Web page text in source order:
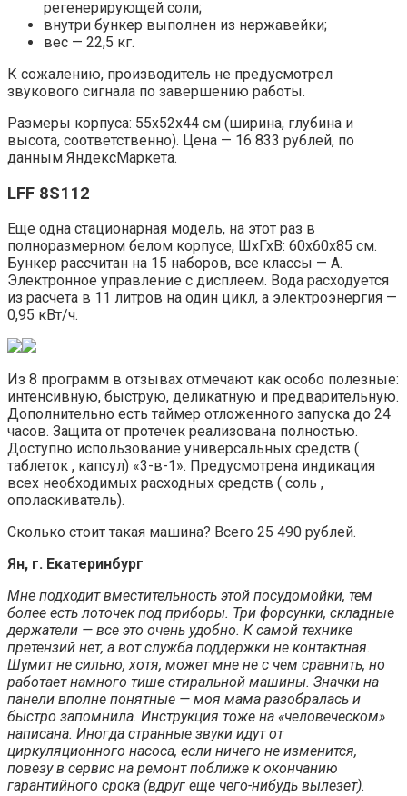
регенерирующей соли;
внутри бункер выполнен из нержавейки;
вес — 22,5 кг.
К сожалению, производитель не предусмотрел
звукового сигнала по завершению работы.
Размеры корпуса: 55х52х44 см (ширина, глубина и
высота, соответственно). Цена — 16 833 рублей, по
данным ЯндексМаркета.
LFF 8S112
Еще одна стационарная модель, на этот раз в
полноразмерном белом корпусе, ШхГхВ: 60x60x85 см.
Бункер рассчитан на 15 наборов, все классы — А.
Электронное управление с дисплеем. Вода расходуется
из расчета в 11 литров на один цикл, а электроэнергия —
0,95 кВт/ч.
Из 8 программ в отзывах отмечают как особо полезные:
интенсивную, быструю, деликатную и предварительную.
Дополнительно есть таймер отложенного запуска до 24
часов. Защита от протечек реализована полностью.
Доступно использование универсальных средств (
таблеток , капсул) «3-в-1». Предусмотрена индикация
всех необходимых расходных средств ( соль ,
ополаскиватель).
Сколько стоит такая машина? Всего 25 490 рублей.
Ян, г. Екатеринбург
Мне подходит вместительность этой посудомойки, тем
более есть лоточек под приборы. Три форсунки, складные
держатели — все это очень удобно. К самой технике
претензий нет, а вот служба поддержки не контактная.
Шумит не сильно, хотя, может мне не с чем сравнить, но
работает намного тише стиральной машины. Значки на
панели вполне понятные — моя мама разобралась и
быстро запомнила. Инструкция тоже на «человеческом»
написана. Иногда странные звуки идут от
циркуляционного насоса, если ничего не изменится,
повезу в сервис на ремонт поближе к окончанию
гарантийного срока (вдруг еще чего-нибудь вылезет).